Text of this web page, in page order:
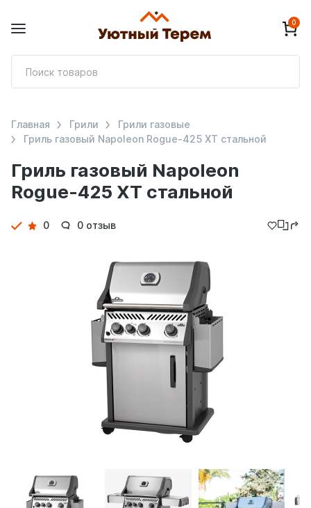
0
Гриль газовый Napoleon
Rogue-425 XT стальной
Главная Грили
Грили газовые
Гриль газовый Napoleon Rogue-425 XT стальной
Детали
0 0 отзыв